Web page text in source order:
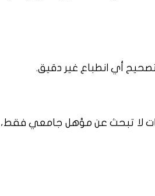
أي انطباع غير دقيق.
لا تبحث عن مؤهل جامعي فقط،